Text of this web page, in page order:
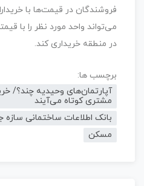
فروشندگان در قیمت‌ها با
می‌تواند واحد مورد نظر را با
در منطقه خریداری کند.
برچسب ها:
آپارتمان‌های وحیدیه چند؟/
مشتری کوتاه می‌آیند
بانک اطلاعات ساختمانی سازه
مسکن